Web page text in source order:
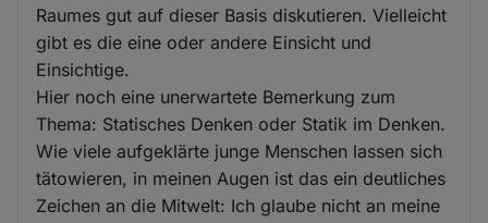
Raumes gut auf dieser Basis diskutieren. Vielleicht
gibt es die eine oder andere Einsicht und
Einsichtige.
Hier noch eine unerwartete Bemerkung zum
Thema: Statisches Denken oder Statik im Denken.
Wie viele aufgeklärte junge Menschen lassen sich
tätowieren, in meinen Augen ist das ein deutliches
Zeichen an die Mitwelt: Ich glaube nicht an meine